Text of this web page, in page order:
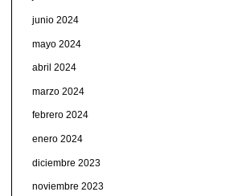
junio 2024
mayo 2024
abril 2024
marzo 2024
febrero 2024
enero 2024
diciembre 2023
noviembre 2023